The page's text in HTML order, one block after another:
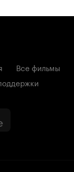
Все фильмы